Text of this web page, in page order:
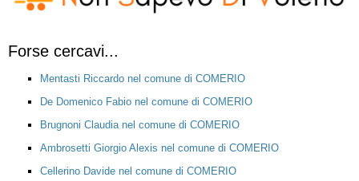
Forse cercavi...
Mentasti Riccardo nel comune di COMERIO
De Domenico Fabio nel comune di COMERIO
Brugnoni Claudia nel comune di COMERIO
Ambrosetti Giorgio Alexis nel comune di COMERIO
Cellerino Davide nel comune di COMERIO